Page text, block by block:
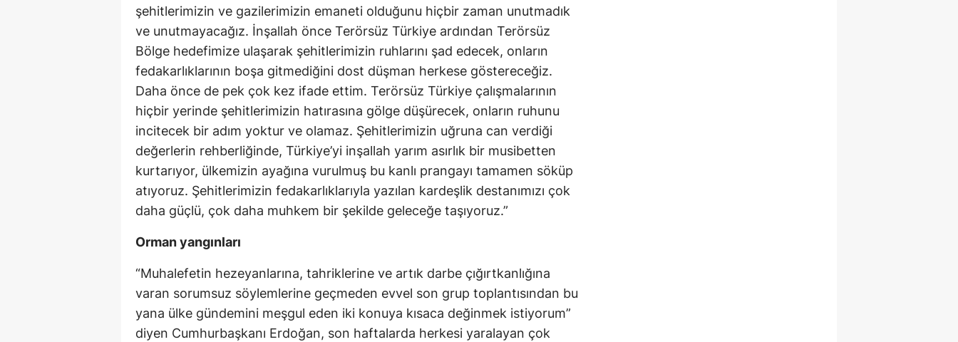
Nevşehir
Niğde
Ordu
Rize
Sakarya
Samsun
Siirt
Tekirdağ
Tokat
şehitlerimizin ve gazilerimizin emaneti olduğunu hiçbir zaman unutmadık
ve unutmayacağız. İnşallah önce Terörsüz Türkiye ardından Terörsüz
Bölge hedefimize ulaşarak şehitlerimizin ruhlarını şad edecek, onların
fedakarlıklarının boşa gitmediğini dost düşman herkese göstereceğiz.
Daha önce de pek çok kez ifade ettim. Terörsüz Türkiye çalışmalarının
hiçbir yerinde şehitlerimizin hatırasına gölge düşürecek, onların ruhunu
incitecek bir adım yoktur ve olamaz. Şehitlerimizin uğruna can verdiği
değerlerin rehberliğinde, Türkiye’yi inşallah yarım asırlık bir musibetten
kurtarıyor, ülkemizin ayağına vurulmuş bu kanlı prangayı tamamen söküp
atıyoruz. Şehitlerimizin fedakarlıklarıyla yazılan kardeşlik destanımızı çok
daha güçlü, çok daha muhkem bir şekilde geleceğe taşıyoruz.”
Orman yangınları
“Muhalefetin hezeyanlarına, tahriklerine ve artık darbe çığırtkanlığına
varan sorumsuz söylemlerine geçmeden evvel son grup toplantısından bu
yana ülke gündemini meşgul eden iki konuya kısaca değinmek istiyorum”
diyen Cumhurbaşkanı Erdoğan, son haftalarda herkesi yaralayan çok